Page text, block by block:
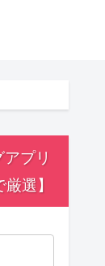
プリ
選】